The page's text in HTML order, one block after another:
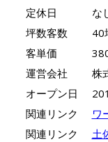
定休日
な
坪数客数
客単価
運営会社
株
オープン日
関連リンク
ワ
関連リンク
土